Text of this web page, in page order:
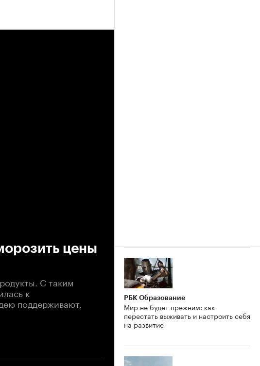
цены
С таким
к
поддерживают, РБК Образование
Мир не будет прежним: как
перестать выживать и настроить себя
на развитие